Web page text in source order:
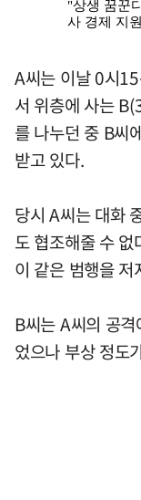
A씨는 이날 0시
서 위층에 사는
를 나누던 중 B씨
받고 있다.
당시 A씨는 대화
도 협조해줄 수
이 같은 범행을
B씨는 A씨의 공
었으나 부상 정도